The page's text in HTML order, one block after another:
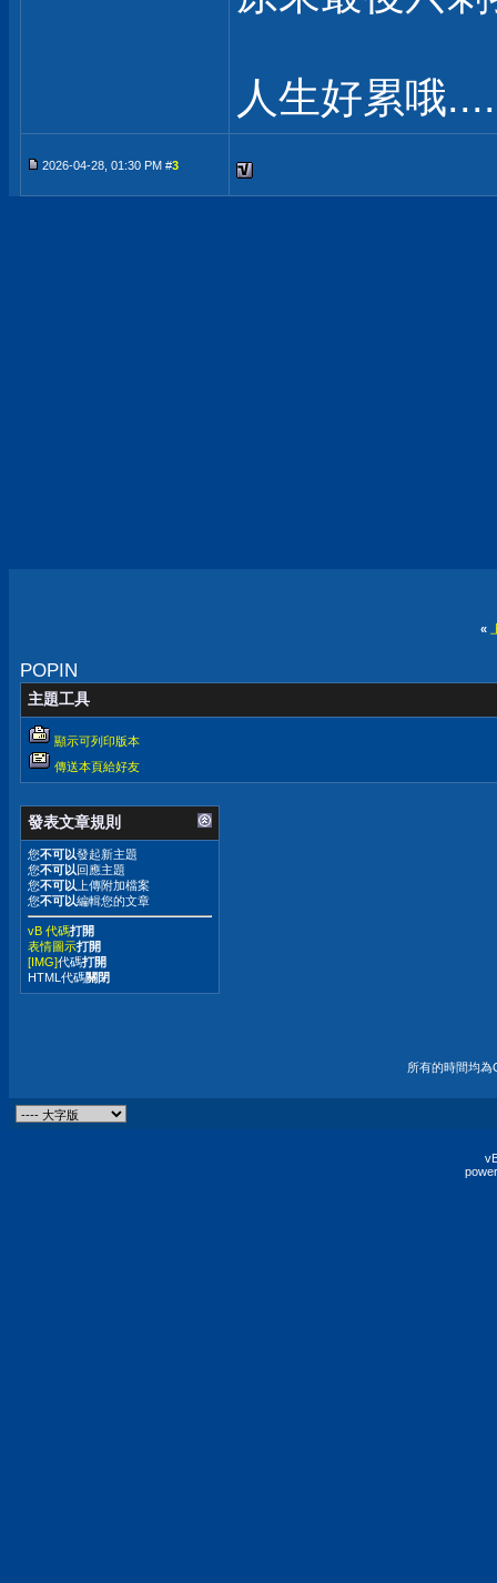
人生好累哦
2026-04-28, 01:30 PM #3
«
POPIN
主題工具
顯示可列印版本
傳送本頁給好友
發表文章規則
您不可以發起新主題
您不可以回應主題
您不可以 上傳附加檔案
您不可以編輯您的文章
vB 代碼打開
表情圖示打開
[IMG]代碼打開
HTML代碼關閉
所有的時間均為